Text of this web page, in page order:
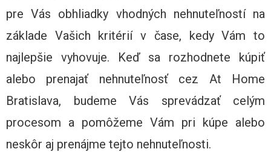
pre Vás obhliadky vhodných nehnuteľností na
základe Vašich kritérií v čase, kedy Vám to
najlepšie vyhovuje. Keď sa rozhodnete kúpiť
alebo prenajať nehnuteľnosť cez At Home
Bratislava, budeme Vás sprevádzať celým
procesom a pomôžeme Vám pri kúpe alebo
neskôr aj prenájme tejto nehnuteľnosti.